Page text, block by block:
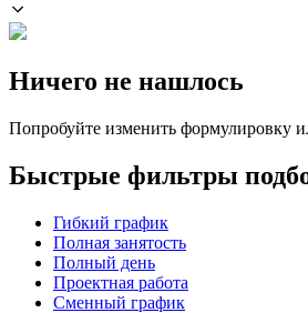
Ничего не нашлось
Попробуйте изменить формулировку
Быстрые фильтры
Гибкий график
Полная занятость
Полный день
Проектная работа
Сменный график